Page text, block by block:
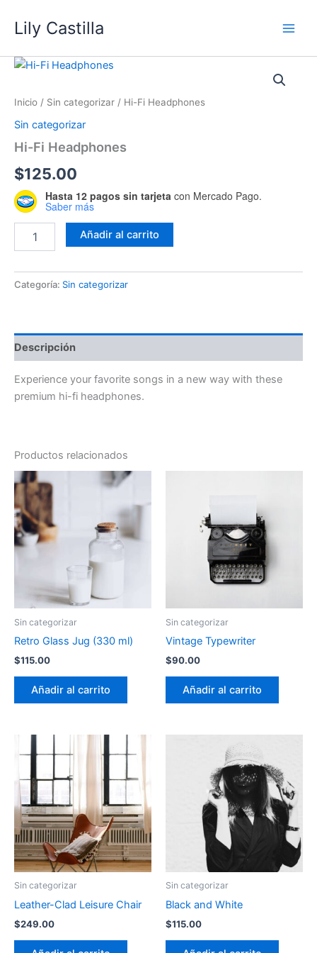
contenido
Lily Castilla
Inicio / Sin categorizar / Hi-Fi Headphones
Sin categorizar
Hi-Fi Headphones
$125.00
Hasta 12 pagos sin tarjeta con Mercado Pago.
Saber más
Hi-
cantidad
Añadir al carrito
Categoría: Sin categorizar
Descripción
Experience your favorite songs in a new way with these
premium hi-fi headphones.
Productos relacionados
Sin categorizar
Retro Glass Jug (330 ml)
$115.00
Añadir al carrito
Sin categorizar
Vintage Typewriter
$90.00
Añadir al carrito
Sin categorizar
Leather-Clad Leisure Chair
$249.00
Sin categorizar
Black and White
$115.00